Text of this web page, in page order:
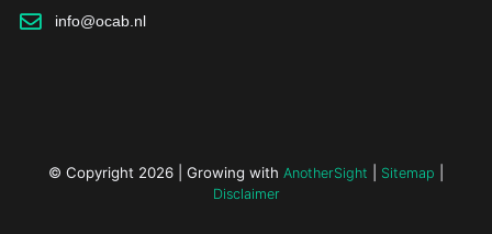
info@ocab.nl
© Copyright 2026 | Growing with AnotherSight Sitemap
Disclaimer